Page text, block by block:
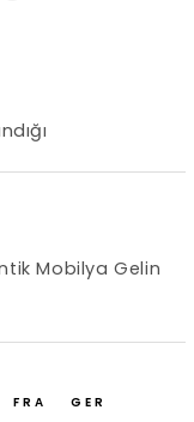
Mobilya Gelin
FRA GER